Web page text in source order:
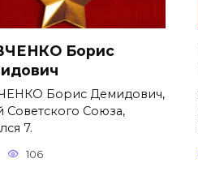
Борис
Борис Демидович,
Советского Союза,
7.
106